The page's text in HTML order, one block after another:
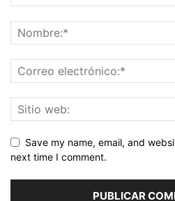
Save my name, email, and
next time I comment.